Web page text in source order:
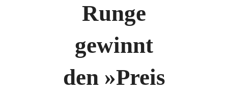
Runge
gewinnt
den »Preis